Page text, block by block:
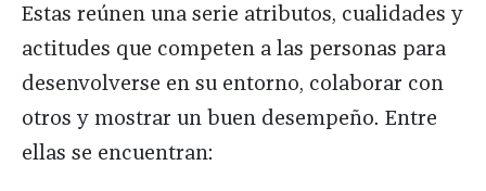
Estas reúnen una serie atributos, cualidades y
actitudes que competen a las personas para
desenvolverse en su entorno, colaborar con
otros y mostrar un buen desempeño. Entre
ellas se encuentran: